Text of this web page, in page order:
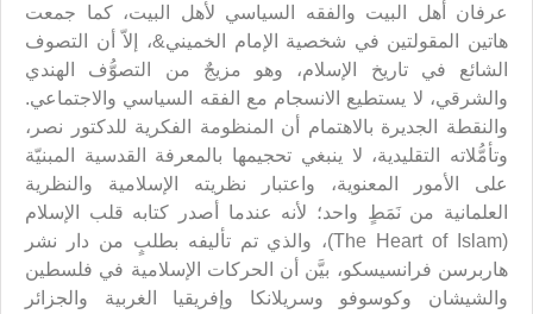
عرفان أهل البيت والفقه السياسي لأهل البيت، كما جمعت
هاتين المقولتين في شخصية الإمام الخميني&، إلاّ أن التصوف
الشائع في تاريخ الإسلام، وهو مزيجٌ من التصوُّف الهندي
والشرقي، لا يستطيع الانسجام مع الفقه السياسي والاجتماعي.
والنقطة الجديرة بالاهتمام أن المنظومة الفكرية للدكتور نصر،
وتأمُّلاته التقليدية، لا ينبغي تحجيمها بالمعرفة القدسية المبنيّة
على الأمور المعنوية، واعتبار نظريته الإسلامية والنظرية
العلمانية من نَمَطٍ واحد؛ لأنه عندما أصدر كتابه قلب الإسلام
(The Heart of Islam)، والذي تم تأليفه بطلبٍ من دار نشر
هاربرسن فرانسيسكو، بيَّن أن الحركات الإسلامية في فلسطين
والشيشان وكوسوفو وسريلانكا وإفريقيا الغربية والجزائر